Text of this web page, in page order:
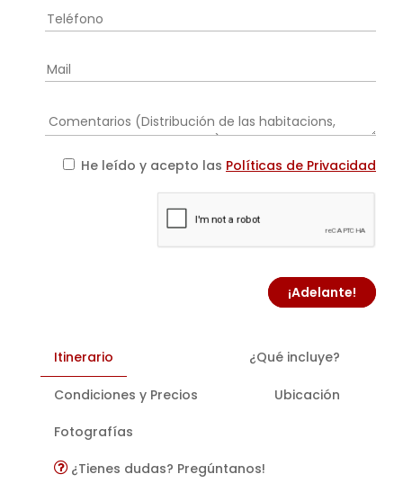
He leído y acepto las Políticas de Privacidad
¡Adelante!
Itinerario ¿Qué incluye?
Condiciones y Precios Ubicación
Fotografías
¿Tienes dudas? Pregúntanos!